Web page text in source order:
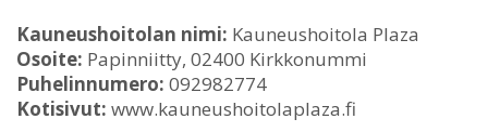
Kauneushoitolan nimi: Kauneushoitola Plaza
Osoite: Papinniitty, 02400 Kirkkonummi
Puhelinnumero: 092982774
Kotisivut: www.kauneushoitolaplaza.fi